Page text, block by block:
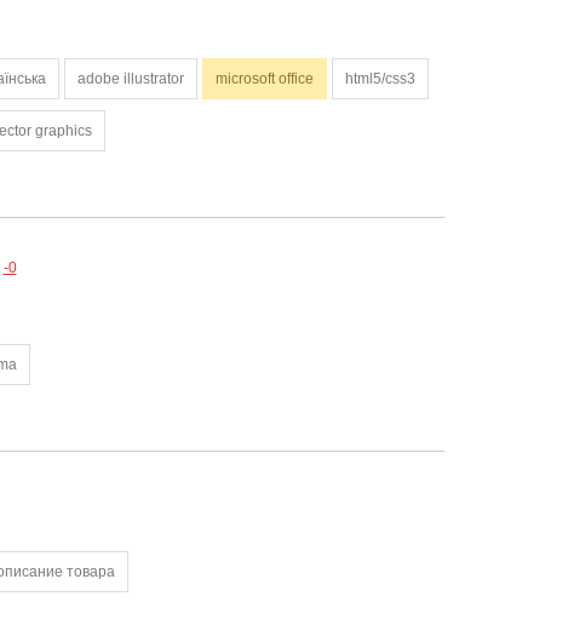
adobe illustrator microsoft office html5/css3
graphics
-0
товара